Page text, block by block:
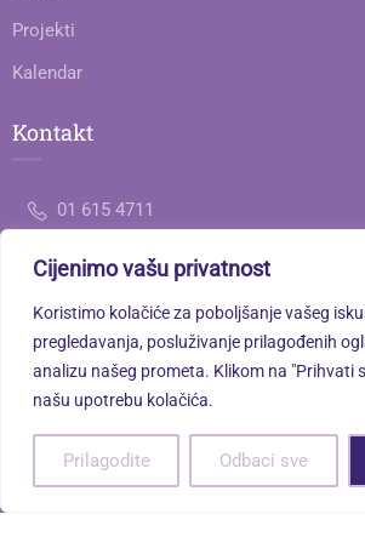
Cijenimo vašu privatnost
Koristimo kolačiće za poboljšanje vašeg
pregledavanja, posluživanje prilagođenih
analizu našeg prometa. Klikom na "Prihvati
našu upotrebu kolačića.
Prilagodite Odbaci sve
Projekti
Kalendar
Kontakt
01 615 4711
ured@gimnazija-jedanaesta-zg.skole.hr
Savska cesta 77, 10000 Zagreb